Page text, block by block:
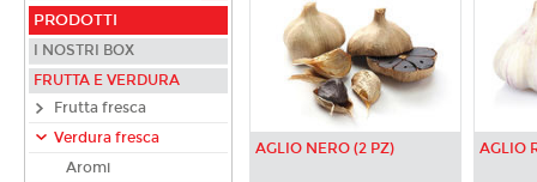
PRODOTTI
I NOSTRI BOX
FRUTTA E VERDURA
Frutta fresca
Verdura fresca
Aromi
AGLIO NERO (2 PZ) AGLIO